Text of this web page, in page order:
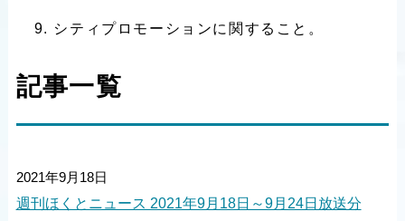
シティプロモーションに関すること。
記事一覧
2021年9月18日
週刊ほくとニュース 2021年9月18日～9月24日放送分